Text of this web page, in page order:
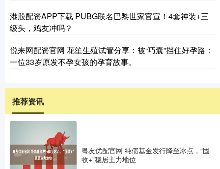
港股配资APP下载 PUBG联名巴黎世家官宣！4套神装+三
级头，鸡友冲吗？
悦来网配资官网 花笙生殖试管分享：被“巧囊”挡住好孕路：
一位33岁原发不孕女孩的孕育故事。
推荐资讯
粤友优配官网 纯债基金发行降至冰点，“固
收+”稳居主力地位